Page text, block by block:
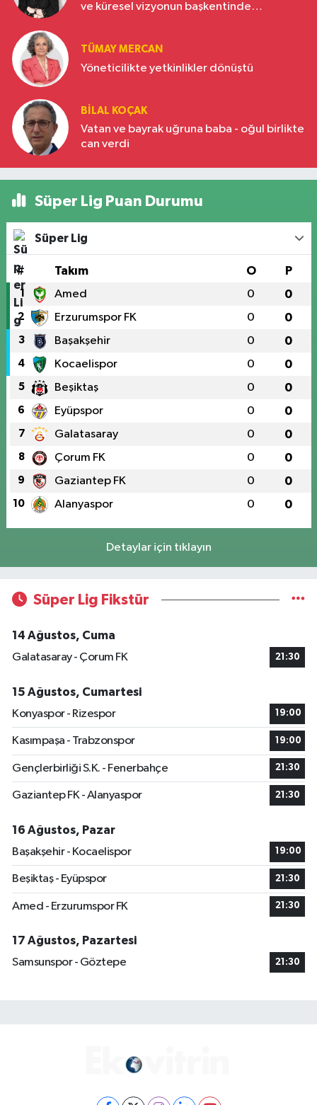
ve küresel vizyonun başkentinde
TÜMAY MERCAN
Yöneticilikte yetkinlikler dönüştü
BILAL KOÇAK
Vatan ve bayrak uğruna baba - oğul birlikte
can verdi
Süper Lig Puan Durumu
Süper Lig
# Takım O P
1 Amed 0 0
2 Erzurumspor FK 0 0
3 Başakşehir 0 0
4 Kocaelispor 0 0
5 Beşiktaş 0 0
6 Eyüpspor 0 0
7 Galatasaray 0 0
8 Çorum FK 0 0
9 Gaziantep FK 0 0
10 Alanyaspor 0 0
Detaylar için tıklayın
Süper Lig Fikstür
14 Ağustos, Cuma
Galatasaray - Çorum FK
21:30
15 Ağustos, Cumartesi
Konyaspor - Rizespor
19:00
Kasımpaşa - Trabzonspor 19:00
Gençlerbirliği S.K. - Fenerbahçe 21:30
Gaziantep FK - Alanyaspor 21:30
16 Ağustos, Pazar
Başakşehir - Kocaelispor
19:00
Beşiktaş - Eyüpspor 21:30
Amed - Erzurumspor FK 21:30
17 Ağustos, Pazartesi
Samsunspor - Göztepe
21:30